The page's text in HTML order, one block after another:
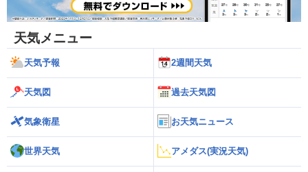
天気メニュー
天気予報 2週間天気
天気図 過去天気図
気象衛星 お天気ニュース
世界天気 アメダス(実況天気)